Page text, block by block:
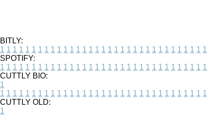
BITLY:
1 1 1 1 1 1 1 1 1 1 1 1 1 1 1 1 1 1 1 1 1 1 1 1 1 1 1 1 1 1 1 1 1
SPOTIFY:
1 1 1 1 1 1 1 1 1 1 1 1 1 1 1 1 1 1 1 1 1 1 1 1 1 1 1 1 1 1 1 1 1
CUTTLY BIO:
1
1 1 1 1 1 1 1 1 1 1 1 1 1 1 1 1 1 1 1 1 1 1 1 1 1 1 1 1 1 1 1 1 1
CUTTLY OLD:
1